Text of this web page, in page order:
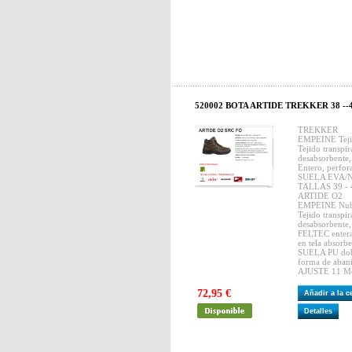
520002 BOTA ARTIDE TREKKER 38 --
TREKKER
EMPEINE
Tejido
Entero,
SUELA EVA/
TALLAS 39 -
ARTIDE O2
EMPEINE
Tejido
FELTEC
en tela
SUELA PU
forma de
AJUSTE 11
72,95 € Añadir a la
Detalles